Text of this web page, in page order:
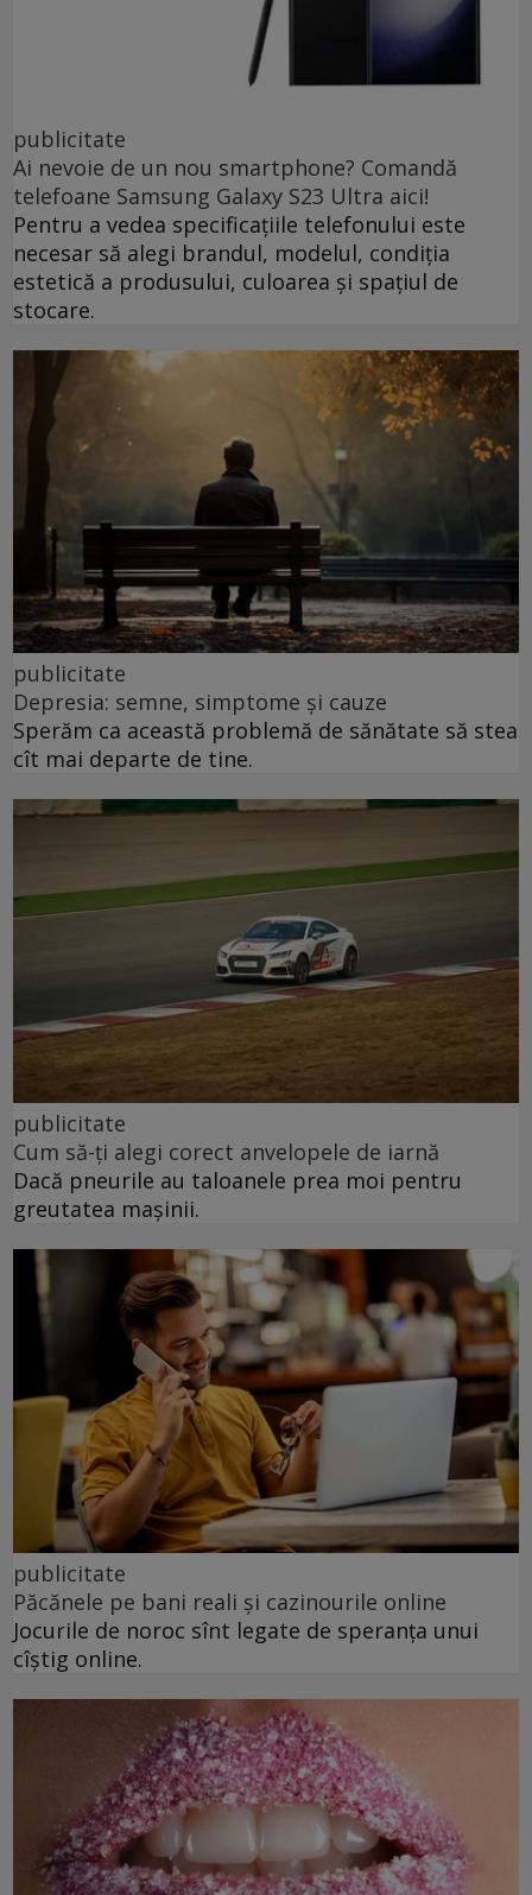
publicitate
Ai nevoie de un nou smartphone? Comandă
telefoane Samsung Galaxy S23 Ultra aici!
Pentru a vedea specificațiile telefonului este
necesar să alegi brandul, modelul, condiția
estetică a produsului, culoarea și spațiul de
stocare.
publicitate
Depresia: semne, simptome și cauze
Sperăm ca această problemă de sănătate să stea
cît mai departe de tine.
publicitate
Cum să-ți alegi corect anvelopele de iarnă
Dacă pneurile au taloanele prea moi pentru
greutatea mașinii.
publicitate
Păcănele pe bani reali și cazinourile online
Jocurile de noroc sînt legate de speranța unui
cîștig online.